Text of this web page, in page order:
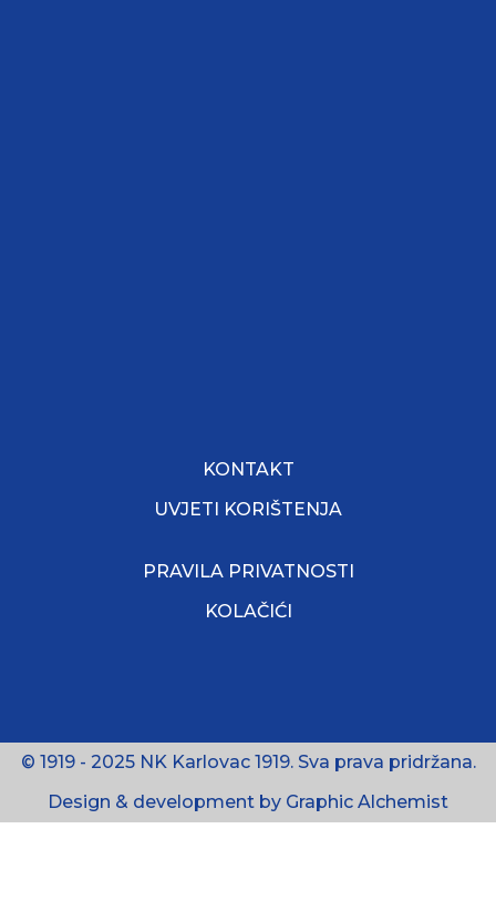
KONTAKT
UVJETI KORIŠTENJA
PRAVILA PRIVATNOSTI
KOLAČIĆI
© 1919 - 2025 NK Karlovac 1919. Sva prava pridržana.
Design & development by Graphic Alchemist